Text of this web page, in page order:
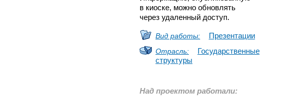
в киоске, можно обновлять
через удаленный доступ.
Вид работы: Презентации
Отрасль:
Государственные
структуры
Над проектом работали: